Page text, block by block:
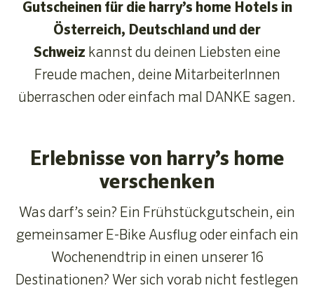
Gutscheinen für die harry’s home Hotels in
Österreich, Deutschland und der
Schweiz kannst du deinen Liebsten eine
Freude machen, deine MitarbeiterInnen
überraschen oder einfach mal DANKE sagen.
Erlebnisse von harry’s home
verschenken
Was darf’s sein? Ein Frühstückgutschein, ein
gemeinsamer E-Bike Ausflug oder einfach ein
Wochenendtrip in einen unserer 16
Destinationen? Wer sich vorab nicht festlegen